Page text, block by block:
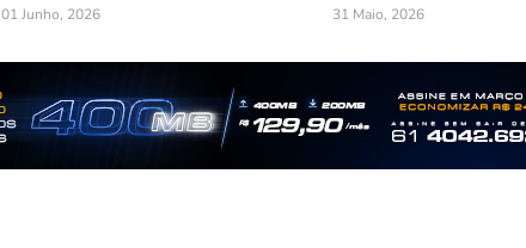
01 Junho, 2026 31 Maio, 2026